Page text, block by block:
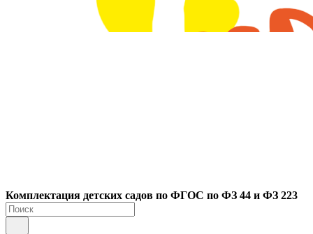
Комплектация детских садов по ФГОC по ФЗ 44 и ФЗ 223